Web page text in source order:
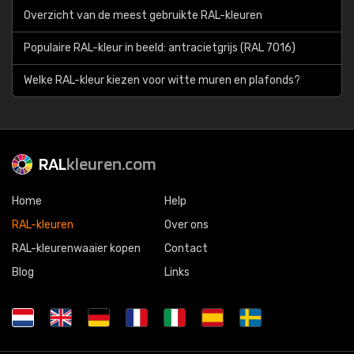
Overzicht van de meest gebruikte RAL-kleuren
Populaire RAL-kleur in beeld: antracietgrijs (RAL 7016)
Welke RAL-kleur kiezen voor witte muren en plafonds?
RALkleuren.com
Home
RAL-kleuren
RAL-kleurenwaaier kopen
Blog
Help
Over ons
Contact
Links